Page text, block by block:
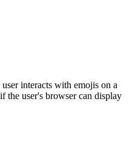
interacts with emojis on a
the user's browser can display